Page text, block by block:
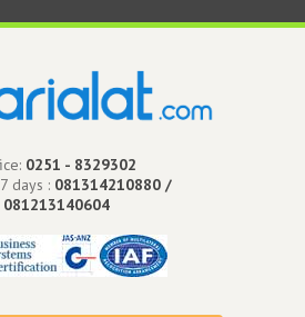
0251 - 8329302
days : 081314210880 /
081213140604